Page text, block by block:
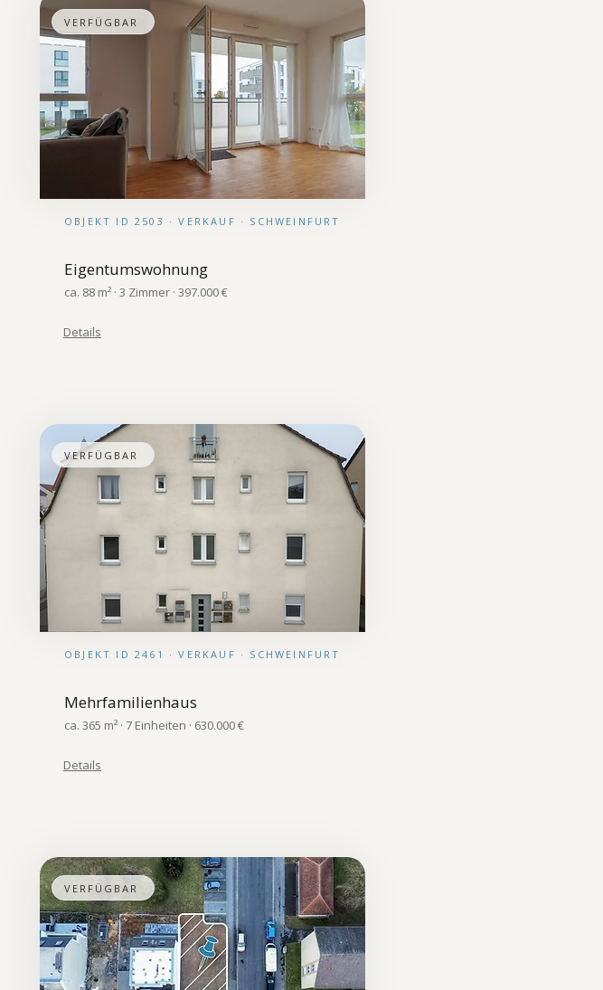
VERFÜGBAR
OBJEKT ID 2503 · VERKAUF · SCHWEINFURT
Eigentumswohnung
ca. 88 m² · 3 Zimmer · 397.000 €
Details
VERFÜGBAR
OBJEKT ID 2461 · VERKAUF · SCHWEINFURT
Mehrfamilienhaus
ca. 365 m² · 7 Einheiten · 630.000 €
Details
VERFÜGBAR